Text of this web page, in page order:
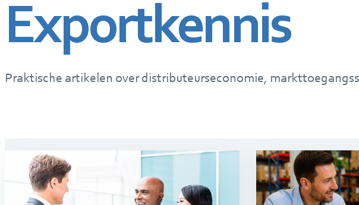
Exportkennis
Praktische artikelen over distributeurseconomie,